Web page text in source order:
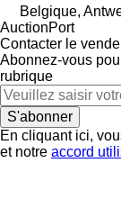
Belgique,
AuctionPort
Contacter le
Abonnez-vous
rubrique
S'abonner
En cliquant ici,
et notre accord